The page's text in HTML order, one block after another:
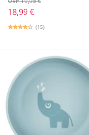
18,99 €
(15)